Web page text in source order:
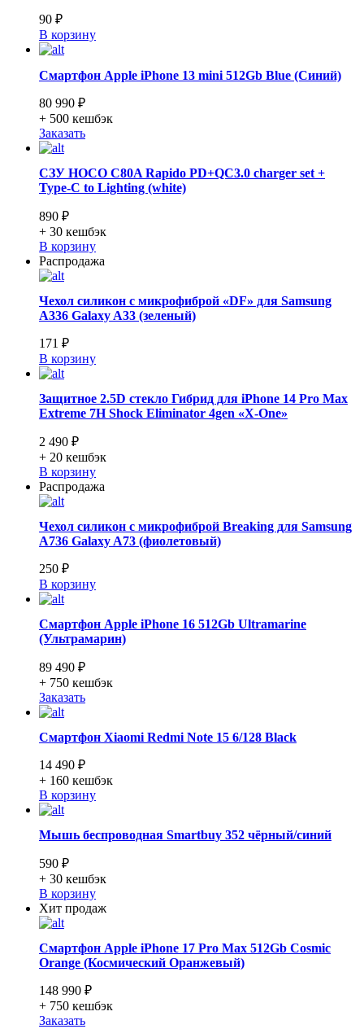
90 ₽
В корзину
Смартфон Apple iPhone 13 mini 512Gb Blue (Синий)
80 990 ₽
+ 500 кешбэк
Заказать
СЗУ HOCO C80A Rapido PD+QC3.0 charger set +
Type-C to Lighting (white)
890 ₽
+ 30 кешбэк
В корзину
Распродажа
Чехол силикон с микрофиброй «DF» для Samsung
A336 Galaxy A33 (зеленый)
171 ₽
В корзину
Защитное 2.5D стекло Гибрид для iPhone 14 Pro Max
Extreme 7H Shock Eliminator 4gen «X-One»
2 490 ₽
+ 20 кешбэк
В корзину
Распродажа
Чехол силикон с микрофиброй Breaking для Samsung
A736 Galaxy A73 (фиолетовый)
250 ₽
В корзину
Смартфон Apple iPhone 16 512Gb Ultramarine
(Ультрамарин)
89 490 ₽
+ 750 кешбэк
Заказать
Смартфон Xiaomi Redmi Note 15 6/128 Black
14 490 ₽
+ 160 кешбэк
В корзину
Мышь беспроводная Smartbuy 352 чёрный/синий
590 ₽
+ 30 кешбэк
В корзину
Хит продаж
Смартфон Apple iPhone 17 Pro Max 512Gb Cosmic
Orange (Космический Оранжевый)
148 990 ₽
+ 750 кешбэк
Заказать